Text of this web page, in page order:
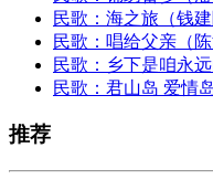
民歌：海之旅（钱
民歌：唱给父亲（
民歌：乡下是咱永
民歌：君山岛 爱情
推荐